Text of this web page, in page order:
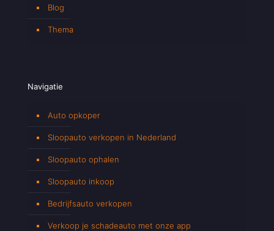
Blog
Thema
Navigatie
Auto opkoper
Sloopauto verkopen in Nederland
Sloopauto ophalen
Sloopauto inkoop
Bedrijfsauto verkopen
Verkoop je schadeauto met onze app